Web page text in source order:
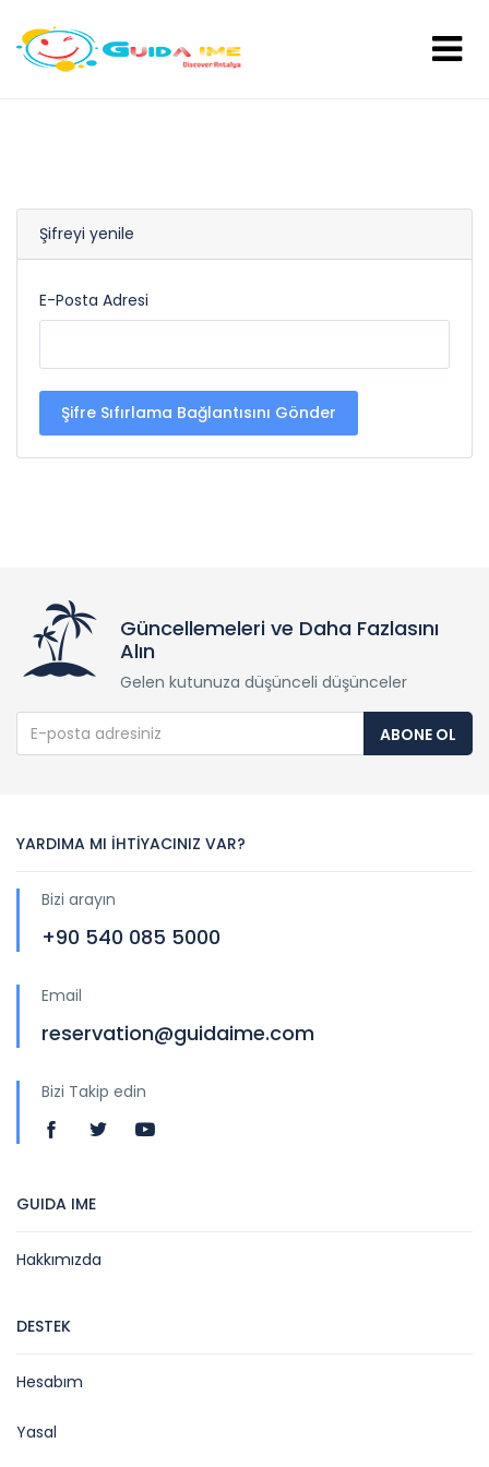
Şifreyi yenile
E-Posta Adresi
Şifre Sıfırlama Bağlantısını Gönder
Güncellemeleri ve Daha Fazlasını
Alın
Gelen kutunuza düşünceli düşünceler
ABONE OL
YARDIMA MI İHTİYACINIZ VAR?
Bizi arayın
+90 540 085 5000
Email
reservation@guidaime.com
Bizi Takip edin
GUIDA IME
Hakkımızda
DESTEK
Hesabım
Yasal